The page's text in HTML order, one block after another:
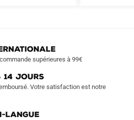
page
supérieures à 99€
14 JOURS
Votre satisfaction est notre
LANGUE